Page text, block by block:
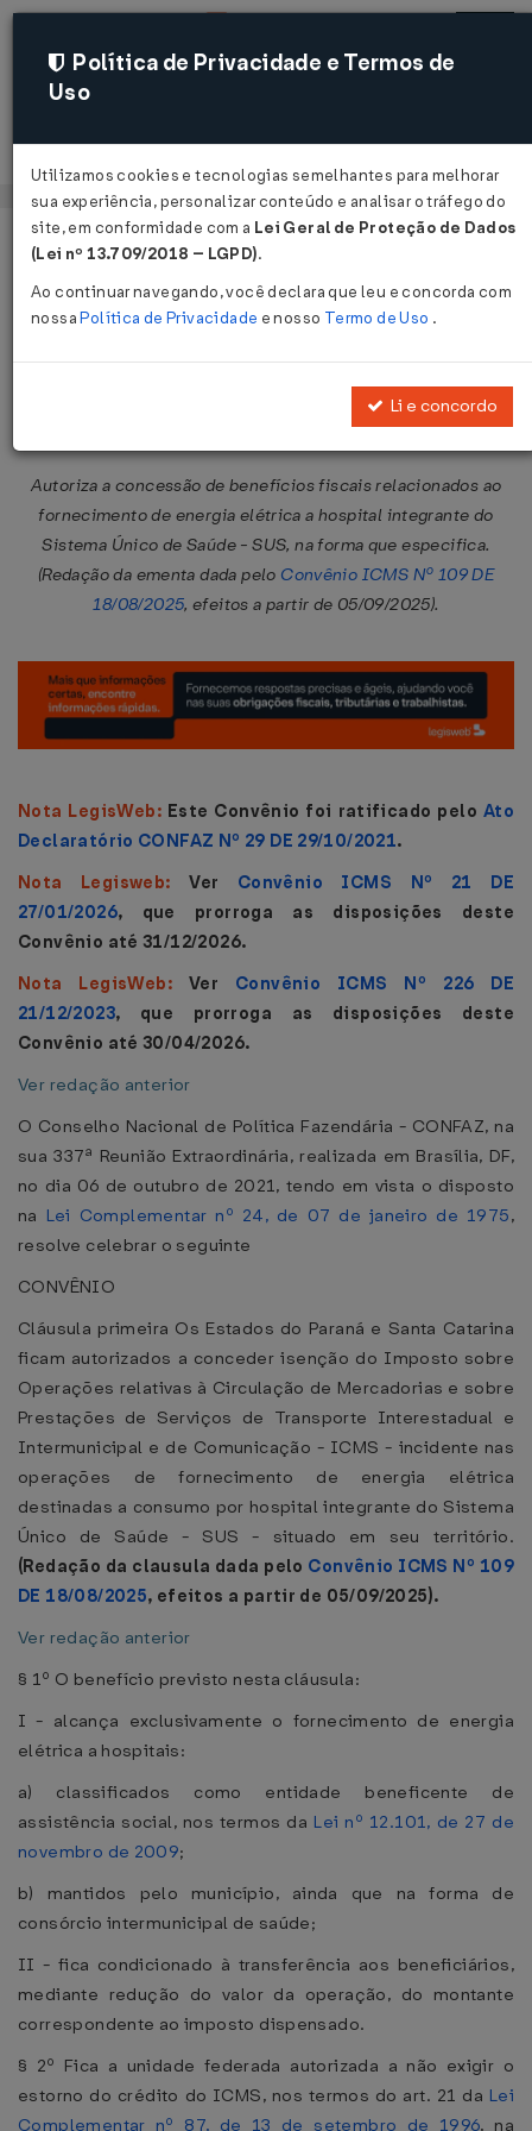
Acessar
Página Inicial Legislações
Convênio ICMS Nº 179 DE
Autoriza a concessão de benefícios fiscais relacionados ao
fornecimento de energia elétrica a hospital integrante do
Sistema Único de Saúde - SUS, na forma que especifica.
(Redação da ementa dada pelo Convênio ICMS Nº 109 DE
18/08/2025, efeitos a partir de 05/09/2025).
Nota LegisWeb: Este Convênio foi ratificado pelo Ato
Declaratório CONFAZ Nº 29 DE 29/10/2021.
Nota Legisweb:Ver Convênio ICMS Nº 21 DE
27/01/2026, que prorroga as disposições deste
Convênio até 31/12/2026.
Nota LegisWeb: Ver Convênio ICMS Nº 226 DE
21/12/2023, que prorroga as disposições deste
Convênio até 30/04/2026.
Ver redação anterior
O Conselho Nacional de Política Fazendária - CONFAZ, na
sua 337ª Reunião Extraordinária, realizada em Brasília, DF,
no dia 06 de outubro de 2021, tendo em vista o disposto
na Lei Complementar nº 24, de 07 de janeiro de 1975,
resolve celebrar o seguinte
CONVÊNIO
Cláusula primeira Os Estados do Paraná e Santa Catarina
ficam autorizados a conceder isenção do Imposto sobre
Operações relativas à Circulação de Mercadorias e sobre
Prestações de Serviços de Transporte Interestadual e
Intermunicipal e de Comunicação - ICMS - incidente nas
operações de fornecimento de energia elétrica
destinadas a consumo por hospital integrante do Sistema
Único de Saúde - SUS - situado em seu território.
(Redação da clausula dada pelo Convênio ICMS Nº 109
DE 18/08/2025, efeitos a partir de 05/09/2025).
Ver redação anterior
§ 1º O benefício previsto nesta cláusula:
I - alcança exclusivamente o fornecimento de energia
elétrica a hospitais:
a) classificados como entidade beneficente de
assistência social, nos termos da Lei nº 12.101, de 27 de
novembro de 2009;
b) mantidos pelo município, ainda que na forma de
consórcio intermunicipal de saúde;
II - fica condicionado à transferência aos beneficiários,
mediante redução do valor da operação, do montante
correspondente ao imposto dispensado.
§ 2º Fica a unidade federada autorizada a não exigir o
estorno do crédito do ICMS, nos termos do art. 21 da Lei
Complementar nº 87, de 13 de setembro de 1996, na
Política de Privacidade e Termos de
Uso
Utilizamos cookies e tecnologias semelhantes para melhorar
sua experiência, personalizar conteúdo e analisar o tráfego do
site, em conformidade com a Lei Geral de Proteção de Dados
(Lei nº 13.709/2018 – LGPD).
Ao continuar navegando, você declara que leu e concorda com
nossaPolítica de Privacidade e nosso Termo de Uso .
Li e concordo